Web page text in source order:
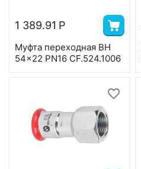
1 389.91 Р
Муфта переходная ВН
54x22 PN16 CF.524.1006